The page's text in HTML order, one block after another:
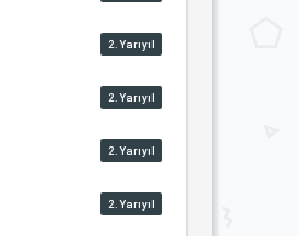
2.Yarıyıl
2.Yarıyıl
2.Yarıyıl
2.Yarıyıl